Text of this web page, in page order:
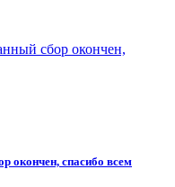
окончен, спасибо всем